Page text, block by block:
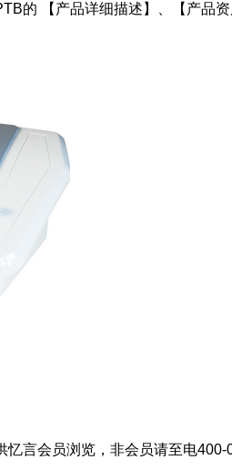
的 【产品详细描述】、【产品
言会员浏览，非会员请至电400-